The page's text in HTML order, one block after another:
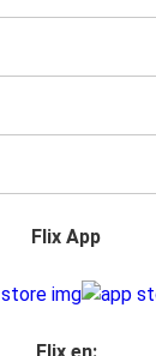
Flix App
Flix en: